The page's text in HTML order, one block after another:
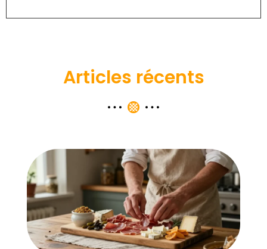
Articles récents